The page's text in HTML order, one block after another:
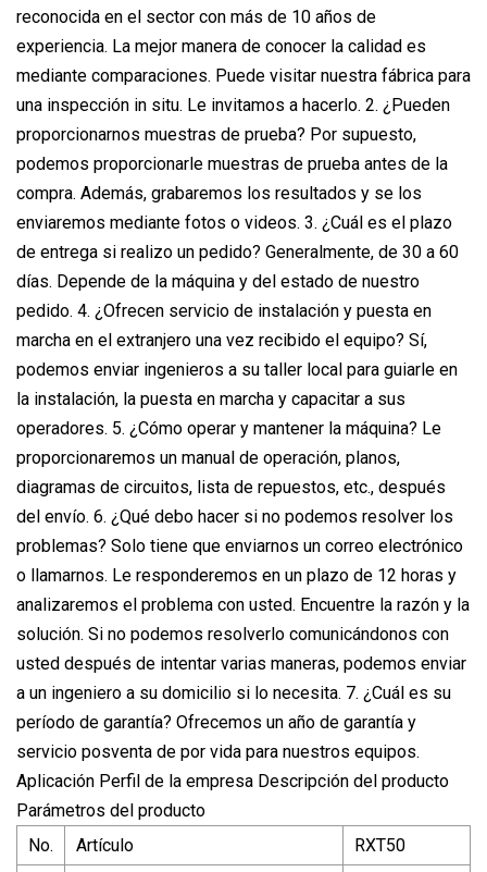
reconocida en el sector con más de 10 años de
experiencia. La mejor manera de conocer la calidad es
mediante comparaciones. Puede visitar nuestra fábrica para
una inspección in situ. Le invitamos a hacerlo. 2. ¿Pueden
proporcionarnos muestras de prueba? Por supuesto,
podemos proporcionarle muestras de prueba antes de la
compra. Además, grabaremos los resultados y se los
enviaremos mediante fotos o videos. 3. ¿Cuál es el plazo
de entrega si realizo un pedido? Generalmente, de 30 a 60
días. Depende de la máquina y del estado de nuestro
pedido. 4. ¿Ofrecen servicio de instalación y puesta en
marcha en el extranjero una vez recibido el equipo? Sí,
podemos enviar ingenieros a su taller local para guiarle en
la instalación, la puesta en marcha y capacitar a sus
operadores. 5. ¿Cómo operar y mantener la máquina? Le
proporcionaremos un manual de operación, planos,
diagramas de circuitos, lista de repuestos, etc., después
del envío. 6. ¿Qué debo hacer si no podemos resolver los
problemas? Solo tiene que enviarnos un correo electrónico
o llamarnos. Le responderemos en un plazo de 12 horas y
analizaremos el problema con usted. Encuentre la razón y la
solución. Si no podemos resolverlo comunicándonos con
usted después de intentar varias maneras, podemos enviar
a un ingeniero a su domicilio si lo necesita. 7. ¿Cuál es su
período de garantía? Ofrecemos un año de garantía y
servicio posventa de por vida para nuestros equipos.
Aplicación Perfil de la empresa Descripción del producto
Parámetros del producto
No.
Artículo RXT50